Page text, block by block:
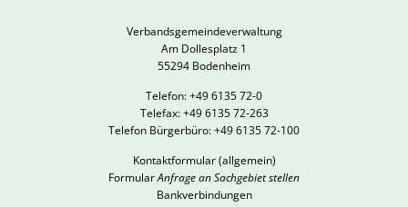
Verbandsgemeindeverwaltung
Am Dollesplatz 1
55294 Bodenheim
Telefon: +49 6135 72-0
Telefax: +49 6135 72-263
Telefon Bürgerbüro: +49 6135 72-100
Kontaktformular(allgemein)
FormularAnfrage an Sachgebiet stellen
Bankverbindungen